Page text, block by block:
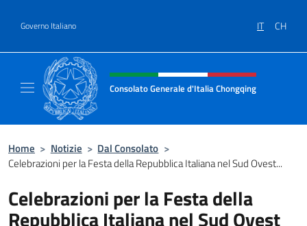
Governo Italiano IT CH
Intestazione sito, social e menù
Consolato Generale d'Italia Chongqing
Home > Notizie > Dal Consolato >
Celebrazioni per la Festa della Repubblica Italiana nel Sud Ovest...
Celebrazioni per la Festa della
Repubblica Italiana nel Sud Ovest